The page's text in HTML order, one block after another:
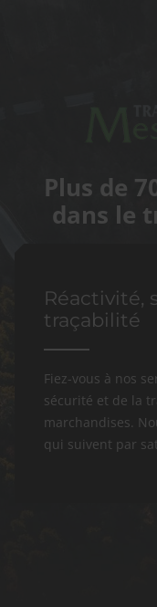
Plus de
dans le
Réactivité,
traçabilité
Fiez-vous à nos
sécurité et de la
marchandises.
qui suivent par